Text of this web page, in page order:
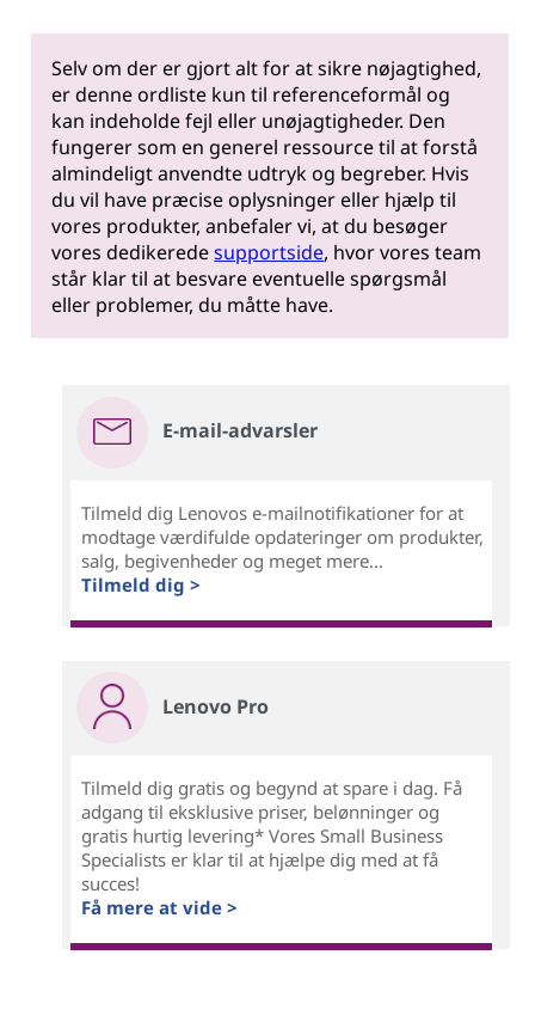
Selv om der er gjort alt for at sikre nøjagtighed,
er denne ordliste kun til referenceformål og
kan indeholde fejl eller unøjagtigheder. Den
fungerer som en generel ressource til at forstå
almindeligt anvendte udtryk og begreber. Hvis
du vil have præcise oplysninger eller hjælp til
vores produkter, anbefaler vi, at du besøger
vores dedikeredesupportside, hvor vores team
står klar til at besvare eventuelle spørgsmål
eller problemer, du måtte have.
E-mail-advarsler
Tilmeld dig Lenovos e-mailnotifikationer for at
modtage værdifulde opdateringer om produkter,
salg, begivenheder og meget mere...
Tilmeld dig >
Lenovo Pro
Tilmeld dig gratis og begynd at spare i dag. Få
adgang til eksklusive priser, belønninger og
gratis hurtig levering* Vores Small Business
Specialists er klar til at hjælpe dig med at få
succes!
Få mere at vide >